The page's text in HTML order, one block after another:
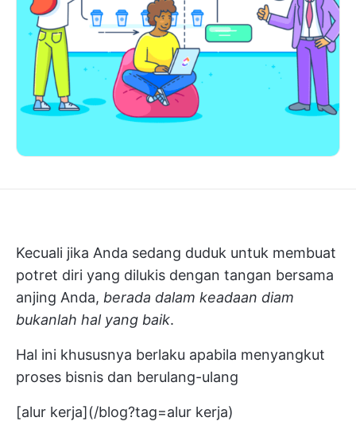
Kecuali jika Anda sedang duduk untuk membuat
potret diri yang dilukis dengan tangan bersama
anjing Anda, berada dalam keadaan diam
bukanlah hal yang baik.
Hal ini khususnya berlaku apabila menyangkut
proses bisnis dan berulang-ulang
[alur kerja](/blog?tag=alur kerja)